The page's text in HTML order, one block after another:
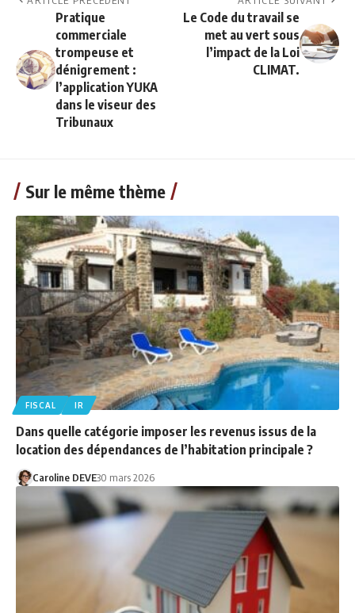
Pratique
commerciale
trompeuse et
dénigrement :
l’application YUKA
dans le viseur des
Tribunaux
Le Code du travail se
met au vert sous
l’impact de la Loi
CLIMAT.
Sur le même thème
FISCAL IR
Dans quelle catégorie imposer les revenus issus de la
location des dépendances de l’habitation principale ?
Caroline DEVE30 mars 2026